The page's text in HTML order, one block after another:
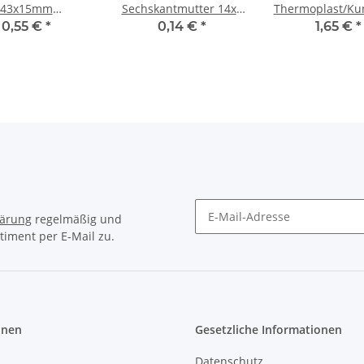
43x15mm
Kunststoff
0,55 € *
Sechskantmutter 14x3
Metall verzinkt
0,14 € *
Thermoplast/
weiß mit
1,65 € *
regelmäßig und
per E-Mail zu.
Gesetzliche Informationen
Datenschutz